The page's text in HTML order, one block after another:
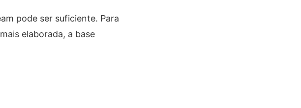
pode ser suficiente. Para
elaborada, a base